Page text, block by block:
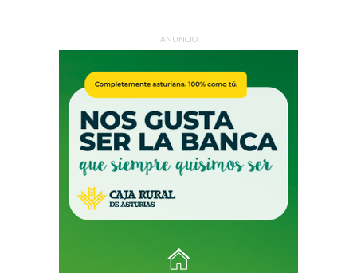
ANUNCIO